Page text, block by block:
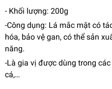
- Khối lượng: 200g
-Công dụng: Lá mắc mật có
hóa, bảo vệ gan, có thể sản
năng.
-Là gia vị được dùng trong
cá,…